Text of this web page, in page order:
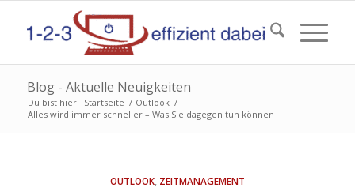
Blog - Aktuelle Neuigkeiten
Du bist hier: Startseite / Outlook /
Alles wird immer schneller – Was Sie dagegen tun können
OUTLOOK, ZEITMANAGEMENT